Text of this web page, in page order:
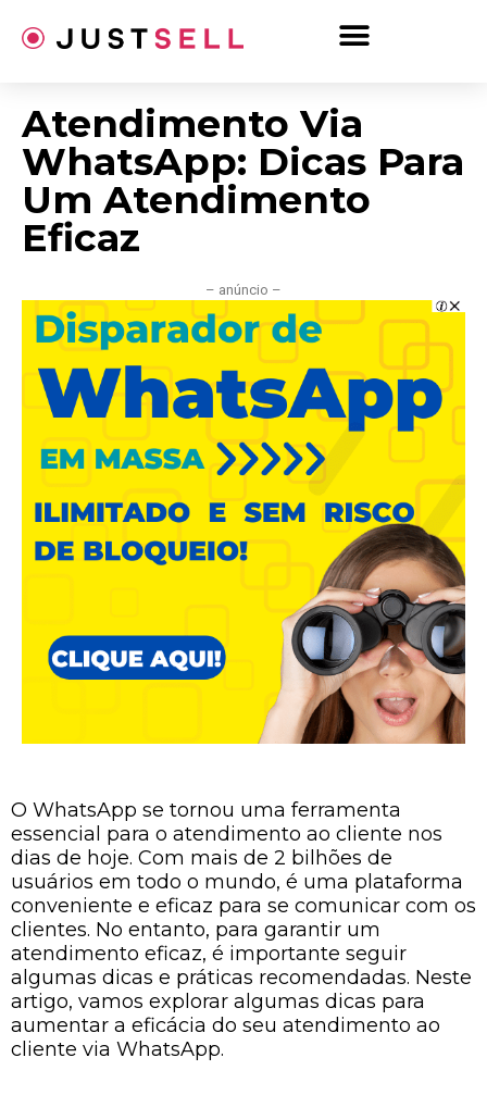
para
Atendimento Via
WhatsApp: Dicas Para
Um Atendimento
Eficaz
– anúncio –
O WhatsApp se tornou uma ferramenta
essencial para o atendimento ao cliente nos
dias de hoje. Com mais de 2 bilhões de
usuários em todo o mundo, é uma plataforma
conveniente e eficaz para se comunicar com os
clientes. No entanto, para garantir um
atendimento eficaz, é importante seguir
algumas dicas e práticas recomendadas. Neste
artigo, vamos explorar algumas dicas para
aumentar a eficácia do seu atendimento ao
cliente via WhatsApp.